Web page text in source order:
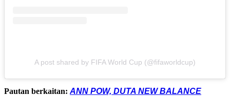
A post shared by FIFA World Cup (@fifaworldcup)
Pautan berkaitan: ANN POW, DUTA NEW BALANCE